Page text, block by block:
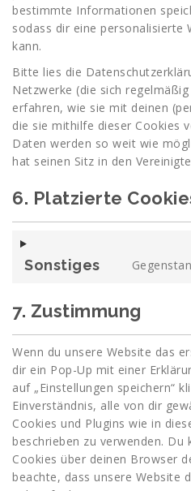
bestimmte Informationen
sodass dir eine personalisierte
kann.
Bitte lies die
Netzwerke (die sich
erfahren, wie sie mit deinen
die sie mithilfe dieser Cookies
Daten werden so weit wie
hat seinen Sitz in den
6. Platzierte
Sonstiges
7. Zustimmung
Wenn du unsere Website das
dir ein Pop-Up mit einer
auf „Einstellungen speichern“
Einverständnis, alle von dir
Cookies und Plugins wie in
beschrieben zu verwenden. Du
Cookies über deinen Browser
beachte, dass unsere Website